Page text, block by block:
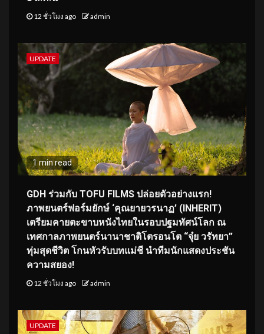
12 ชั่วโมง ago admin
UPDATE
1 min read
GDH ร่วมกับ TOFU FILMS ปล่อยตัวอย่างแรก!
ภาพยนตร์ฟอร์มยักษ์ ‘คุณยายวรนาฏ’ (INHERIT)
เตรียมคายตะขาบหนังไทยในรอบปฐมทัศน์โลก ณ
เทศกาลภาพยนตร์นานาชาติโตรอนโต “จุ๋ย วรัทยา”
ทุ่มสุดชีวิต โกนหัวรับบทแม่ชี นำทีมนักแสดงประชัน
ความสยอง!
12 ชั่วโมง ago admin
UPDATE